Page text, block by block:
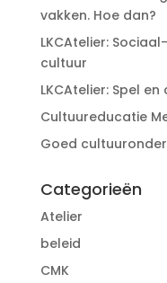
vakken. Hoe dan?
LKCAtelier:
cultuur
LKCAtelier: Spel
Cultuureducatie
Goed
Categorieën
Atelier
beleid
CMK